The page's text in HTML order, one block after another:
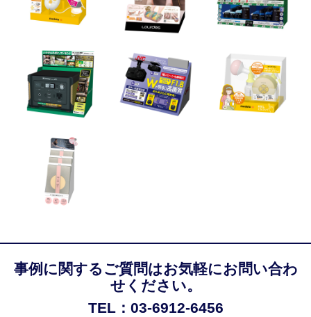
事例に関するご質問はお気軽にお問い合わ
せください。
TEL：03-6912-6456